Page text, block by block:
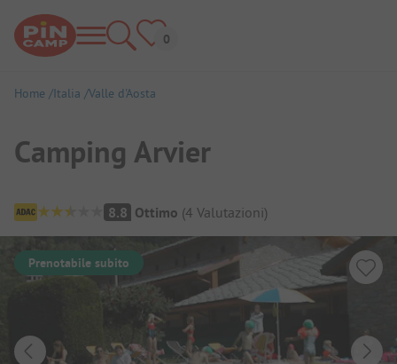
Home Italia Valle d'Aosta
Camping Arvier
Panoramica del campeggio
8.8 Ottimo (4 Valutazioni)
Prenotabile subito